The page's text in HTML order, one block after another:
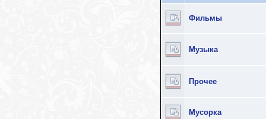
Фильмы
Музыка
Прочее
Мусорка